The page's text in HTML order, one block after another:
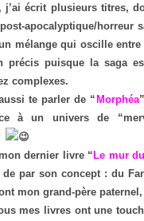
j’ai écrit plusieurs titres,
apocalyptique/horreur
mélange qui oscille
précis puisque la saga
complexes.
te parler de “Morphéa
à un univers de
dernier livre “Le mur
de par son concept : du
mon grand-père
mes livres ont une